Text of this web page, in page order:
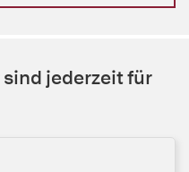
sind jederzeit für